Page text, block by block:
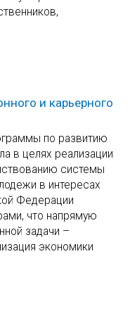
и карьерного
по развитию
в целях реализации
системы
в интересах
Федерации
что напрямую
задачи –
экономики